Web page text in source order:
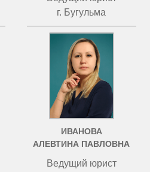
г. Бугульма
ИВАНОВА
АЛЕВТИНА ПАВЛОВНА
Ведущий юрист